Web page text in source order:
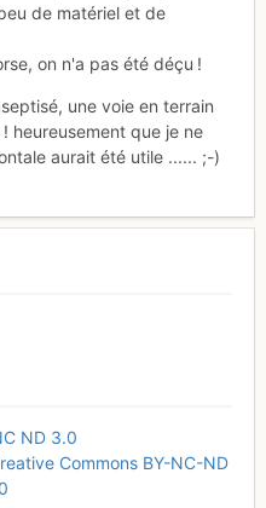
de matériel et de
on n'a pas été déçu !
une voie en terrain
heureusement que je ne
aurait été utile ...... ;-)
ND 3.0
Commons BY-NC-ND